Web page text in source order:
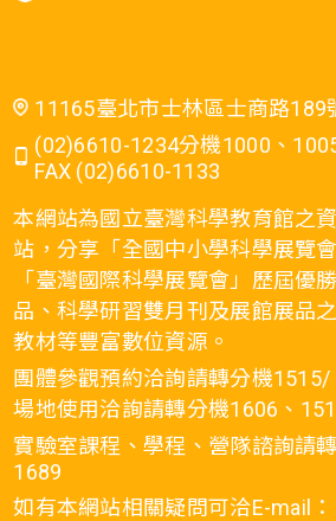
11165臺北市士林區士商路189
(02)6610-1234分機1000、
FAX (02)6610-1133
本網站為國立臺灣科學教育館之
站，分享「全國中小學科學展覽
「臺灣國際科學展覽會」歷屆優
品、科學研習雙月刊及展館展品
教材等豐富數位資源。
團體參觀預約洽詢請轉分機1515/
場地使用洽詢請轉分機1606、
實驗室課程、學程、營隊諮詢請
1689
如有本網站相關疑問可洽E-mail：